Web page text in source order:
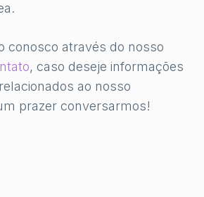
conosco através do nosso
, caso deseje informações
ao nosso
prazer conversarmos!